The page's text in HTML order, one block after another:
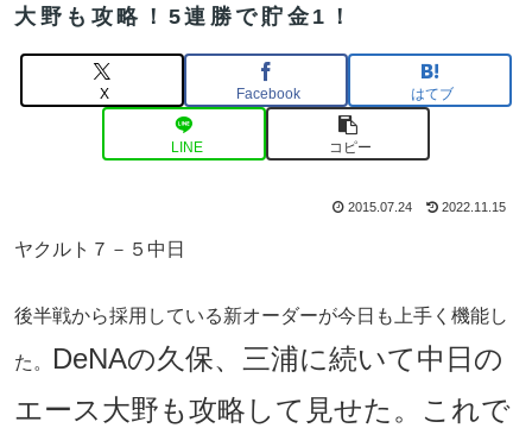
大野も攻略！5連勝で貯金1！
X Facebook はてブ
LINE コピー
2015.07.24 2022.11.15
ヤクルト７－５中日
後半戦から採用している新オーダーが今日も上手く機能し
た。
DeNAの久保、三浦に続いて中日の
エース大野も攻略して見せた。これで